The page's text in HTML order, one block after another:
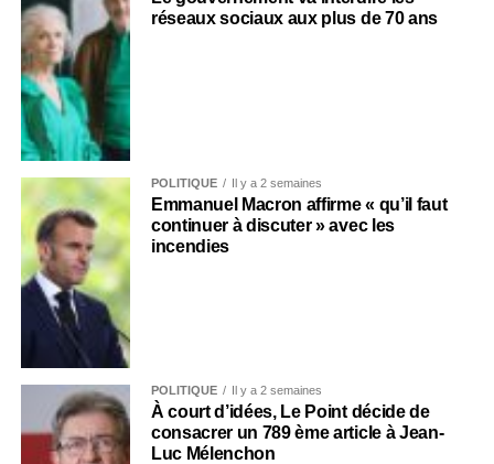
réseaux sociaux aux plus de 70 ans
POLITIQUE Il y a 2 semaines
Emmanuel Macron affirme « qu’il faut
continuer à discuter » avec les
incendies
POLITIQUE Il y a 2 semaines
À court d’idées, Le Point décide de
consacrer un 789 ème article à Jean-
Luc Mélenchon